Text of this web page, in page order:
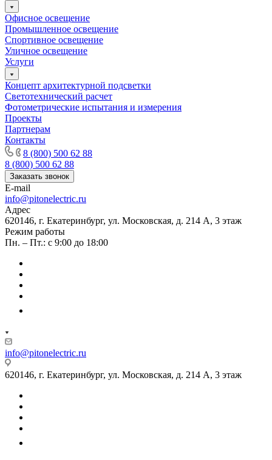
Офисное освещение
Промышленное освещение
Спортивное освещение
Уличное освещение
Услуги
Концепт архитектурной подсветки
Светотехнический расчет
Фотометрические испытания и измерения
Проекты
Партнерам
Контакты
8 (800) 500 62 88
8 (800) 500 62 88
Заказать звонок
E-mail
info@pitonelectric.ru
Адрес
620146, г. Екатеринбург, ул. Московская, д. 214 А, 3 этаж
Режим работы
Пн. – Пт.: с 9:00 до 18:00
info@pitonelectric.ru
620146, г. Екатеринбург, ул. Московская, д. 214 А, 3 этаж